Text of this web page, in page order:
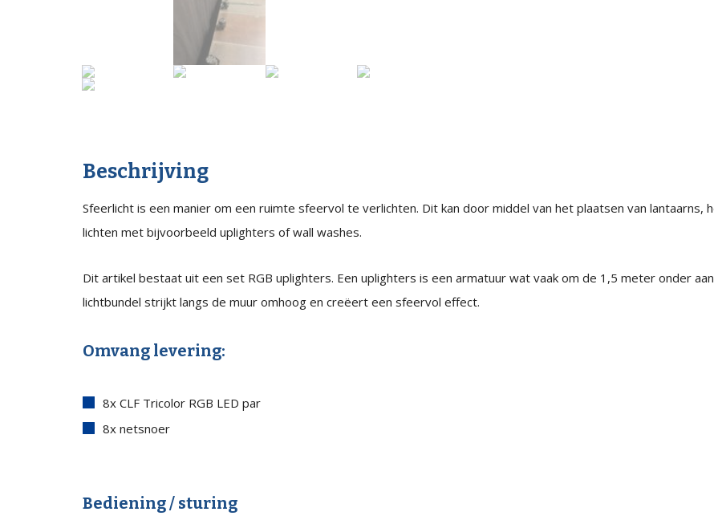
Beschrijving
Sfeerlicht is een manier om een ruimte sfeervol te verlichten. Dit kan door middel van het plaatsen van lantaarns,
lichten met bijvoorbeeld uplighters of wall washes.
Dit artikel bestaat uit een set RGB uplighters. Een uplighters is een armatuur wat vaak om de 1,5 meter onder
lichtbundel strijkt langs de muur omhoog en creëert een sfeervol effect.
Omvang levering:
8x CLF Tricolor RGB LED par
8x netsnoer
Bediening / sturing